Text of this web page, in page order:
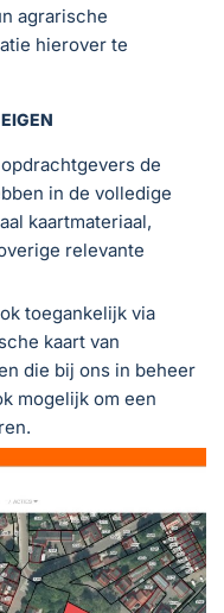
agrarische
hierover te
de
in de volledige
kaartmateriaal,
relevante
toegankelijk via
kaart van
die bij ons in beheer
mogelijk om een